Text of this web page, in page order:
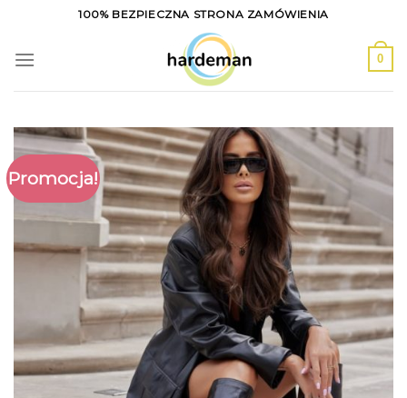
content
100% BEZPIECZNA STRONA ZAMÓWIENIA
0
Promocja!